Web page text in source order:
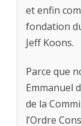
et enfin
fondation
Jeff Koons.
Parce que
Emmanuel
de la
l’Ordre